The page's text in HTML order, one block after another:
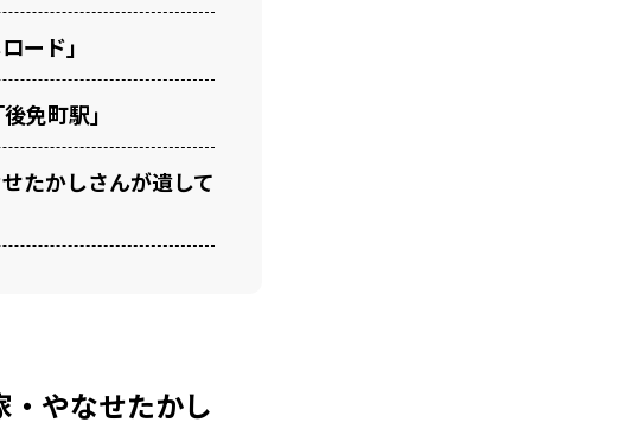
ード」
免町駅」
たかしさんが遺して
やなせたかし